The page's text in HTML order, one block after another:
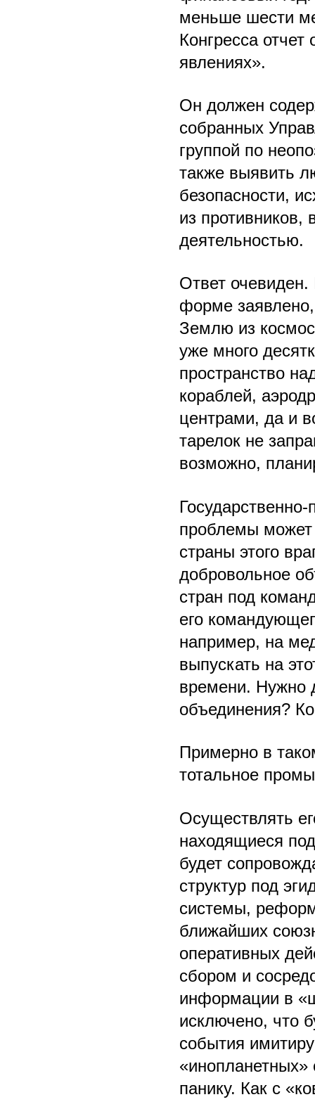
меньше шести
Конгресса
явлениях».
Он должен
собранных
группой по
также выявить
безопасности,
из противников,
деятельностью.
Ответ очевиден.
форме заявлено,
Землю из
уже много
пространство
кораблей,
центрами, да и
тарелок не
возможно,
проблемы может
страны этого
добровольное
стран под
его
например, на
выпускать на
времени. Нужно
объединения?
Примерно в
тотальное
Осуществлять
находящиеся
будет
структур под
системы,
ближайших
оперативных
сбором и
информации в
исключено, что
события
панику. Как с